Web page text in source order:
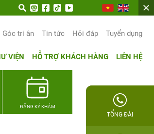
Góc tri ân Tin tức Hỏi đáp Tuyển dụng
VIỆN HỖ TRỢ KHÁCH HÀNG LIÊN HỆ
ĐĂNG KÝ KHÁM
TỔNG ĐÀI